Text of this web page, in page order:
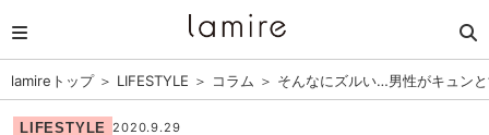
lamireトップ＞ LIFESTYLE ＞ コラム ＞ そんなにズルい…男性がキュン
LIFESTYLE 2020.9.29